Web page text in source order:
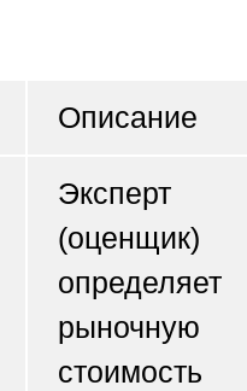
Описание
Эксперт
(оценщик)
определяет
рыночную
стоимость